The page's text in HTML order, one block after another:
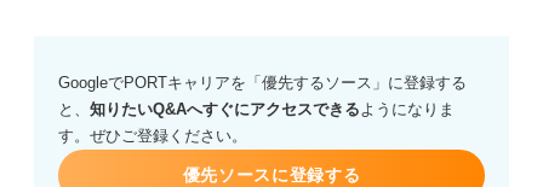
す。
GoogleでPORTキャリアを「優先するソース」に登録する
と、 知りたいQ&Aへすぐにアクセスできるようになりま
す。ぜひご登録ください。
優先ソースに登録する